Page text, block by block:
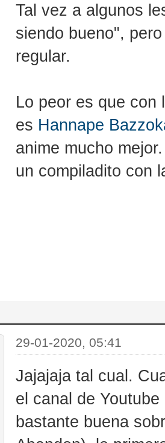
Tal vez a algunos
siendo bueno",
regular.
Lo peor es que con
es Hannape
anime mucho
un compiladito con
29-01-2020, 05:41
Jajajaja tal cual.
el canal de
bastante buena